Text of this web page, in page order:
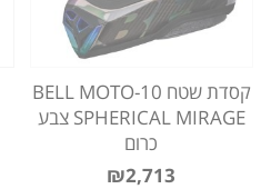
קסדת שטח BELL MOTO-10
SPHERICAL MIRAGE צבע
כרום
₪2,713